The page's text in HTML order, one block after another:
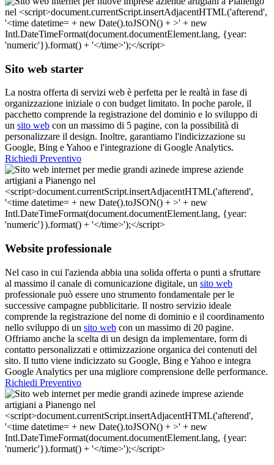
Sito web starter
La nostra offerta di servizi web è perfetta per le realtà in fase di
organizzazione iniziale o con budget limitato. In poche parole, il
pacchetto comprende la registrazione del dominio e lo sviluppo di
un sito web con un massimo di 5 pagine, con la possibilità di
personalizzare il design. Inoltre, garantiamo l'indicizzazione su
Google, Bing e Yahoo e l'integrazione di Google Analytics.
Richiedi Preventivo
Website professionale
Nel caso in cui l'azienda abbia una solida offerta o punti a sfruttare
al massimo il canale di comunicazione digitale, un sito web
professionale può essere uno strumento fondamentale per le
successive campagne pubblicitarie. Il nostro servizio ideale
comprende la registrazione del nome di dominio e il coordinamento
nello sviluppo di un sito web con un massimo di 20 pagine.
Offriamo anche la scelta di un design da implementare, form di
contatto personalizzati e ottimizzazione organica dei contenuti del
sito. Il tutto viene indicizzato su Google, Bing e Yahoo e integra
Google Analytics per una migliore comprensione delle performance.
Richiedi Preventivo